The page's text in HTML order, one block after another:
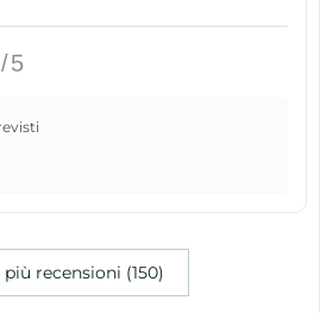
5
recensioni (150)